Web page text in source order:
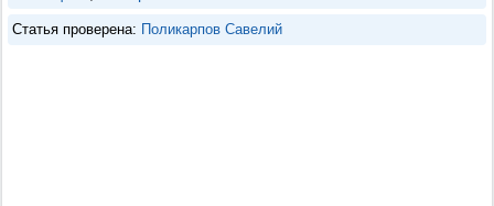
Статья проверена: Поликарпов Савелий